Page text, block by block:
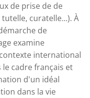
de prise de de
curatelle...). À
de
examine
international
cadre français et
d'un idéal
dans la vie